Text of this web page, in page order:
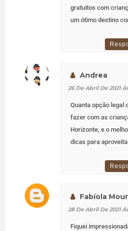
gratuitos com
um ótimo destino
Andrea
26 De Abril De 2021
Quanta opção legal
fazer com as
Horizonte, e o
dicas para
Fabíola
28 De Abril De 2021
Fiquei